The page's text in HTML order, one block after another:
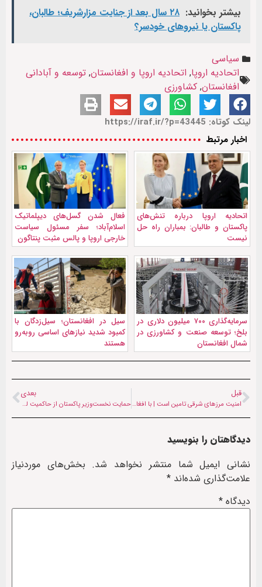
بیشتر بخوانید:
۲۸ سال بعد از جنایت مزارشریف؛ طالبان،
پاکستان یا نیروهای خودسر؟
سیاسی
اتحادیه اروپا, اتحادیه اروپا و افغانستان, توسعه و آبادانی
افغانستان, کشاورزی
لینک کوتاه: https://iraf.ir/?p=43445
اخبار مرتبط
اتحادیه اروپا درباره تنش‌های
پاکستان و طالبان: بمباران راه حل
نیست
فعال شدن گسل‌های دیپلماتیک
اسلام‌آباد؛ سفر مسئول سیاست
خارجی اروپا و پالس مثبت پنتاگون
سرمایه‌گذاری ۷۰۰ میلیون دلاری در
بلخ؛ توسعه صنعت و کشاورزی در
شمال افغانستان
سیل در افغانستان؛ سیل‌زدگان با
کمبود شدید نیازهای اساسی روبه‌رو
هستند
قبل
امنیت مرزهای شرقی تامین است | با افغانستان مشکل خاصی وجود ندارد
بعدی
حمایت نخست‌وزیر پاکستان از حاکمیت لبنان در برابر تجاوزات اسرائیل
دیدگاهتان را بنویسید
نشانی ایمیل شما منتشر نخواهد شد. بخش‌های موردنیاز
علامت‌گذاری شده‌اند *
دیدگاه *